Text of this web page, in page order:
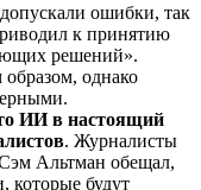
ошибки, так
к принятию
решений».
образом, однако
ИИ в настоящий
. Журналисты
Альтман обещал,
которые будут